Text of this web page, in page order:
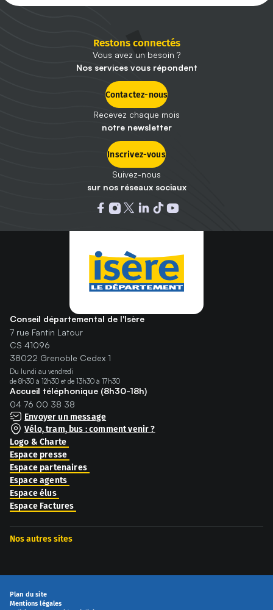
Restons connectés
Vous avez un besoin ?
Nos services vous répondent
Contactez-nous
Recevez chaque mois
notre newsletter
Inscrivez-vous
Suivez-nous
sur nos réseaux sociaux
Conseil départemental de l'Isère
7 rue Fantin Latour
CS 41096
38022 Grenoble Cedex 1
Du lundi au vendredi
de 8h30 à 12h30 et de 13h30 à 17h30
Accueil téléphonique (8h30-18h)
04 76 00 38 38
Envoyer un message
Vélo, tram, bus : comment venir ?
Logo & Charte
Espace presse
Espace partenaires
Espace agents
Espace élus
Espace Factures
Nos autres sites
Plan du site
Mentions légales